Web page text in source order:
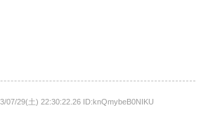
07/29(土) 22:30:22.26 ID:knQmybeB0NIKU